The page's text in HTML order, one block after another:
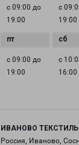
с 09:00 до
19:00
с
19:00
с 09:00 до
19:00
с
16:00
ИВАНОВО
Россия, Иваново,